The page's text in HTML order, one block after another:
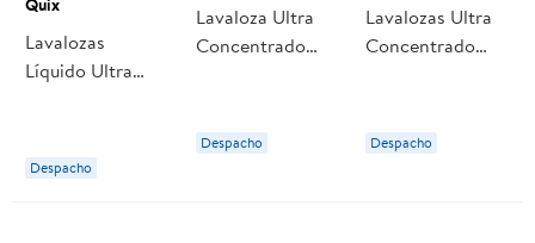
Quix
Lavalozas
Líquido Ultra
Quix
Despacho
Lavaloza Ultra
Concentrado
Despacho
Lavalozas Ultra
Concentrado
Despacho